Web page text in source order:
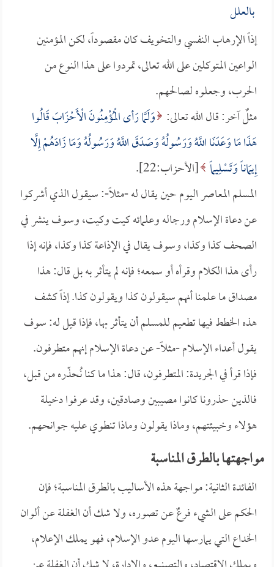
بالعلل
إذاً الإرهاب النفسي والتخويف كان مقصوداً، لكن المؤمنين
الواعين المتوكلين على الله تعالى، تمردوا على هذا النوع من
الحرب، وجعلوه لصالحهم.
مثلٌ آخر: قال الله تعالى: وَلَمَّا رَأى الْمُؤْمِنُونَ الْأَحْزَابَ قَالُوا
هَذَا مَا وَعَدَنَا اللَّهُ وَرَسُولُهُ وَصَدَقَ اللَّهُ وَرَسُولُهُ وَمَا زَادَهُمْ إِلَّا
إِيمَاناً وَتَسْلِيماً [الأحزاب:22].
المسلم المعاصر اليوم حين يقال له -مثلاً-: سيقول الذي أشركوا
عن دعاة الإسلام ورجاله وعلمائه كيت وكيت، وسوف ينشر في
الصحف كذا وكذا، وسوف يقال في الإذاعة كذا وكذا، فإنه إذا
رأى هذا الكلام وقرأه أو سمعه؛ فإنه لم يتأثر به بل قال: هذا
مصداق ما علمنا أنهم سيقولون كذا ويقولون كذا. إذاً كشف
هذه الخطط فيها تطعيم للمسلم أن يتأثر بها، فإذا قيل له: سوف
يقول أعداء الإسلام -مثلاً- عن دعاة الإسلام إنهم متطرفون.
فإذا قرأ في الجريدة: المتطرفون، قال: هذا ما كنا نُحذّره من قبل،
فالذين حذرونا كانوا مصيبين وصادقين، وقد عرفوا دخيلة
هؤلاء وخبيئتهم، وماذا يقولون وماذا تنطوي عليه جوانحهم.
مواجهتها بالطرق المناسبة
الفائدة الثانية: مواجهة هذه الأساليب بالطرق المناسبة؛ فإن
الحكم على الشيء فرعٌ عن تصوره، ولا شك أن الغفلة عن ألوان
الخداع التي يمارسها اليوم عدو الإسلام، فهو يملك الإعلام،